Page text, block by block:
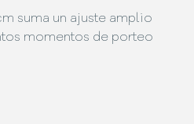
suma un ajuste amplio
momentos de porteo